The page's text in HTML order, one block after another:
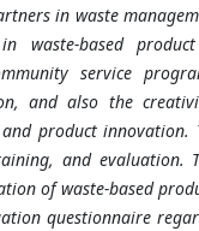
in waste
waste-based
service
and also the
product innovation.
and evaluation.
of waste-based
questionnaire